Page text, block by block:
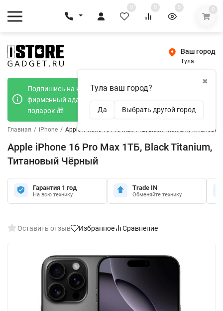
0 0 0 0
Ваш город
Тула
✖
Тула ваш город?
Да Выбрать другой город
Подпишись на наш телеграмм канал и получи
фирменный адаптер Type-C 20W при покупке в
подарок 🎁
Главная / iPhone / Apple iPhone 16 Pro Max 1ТБ, Black Titanium,
Apple iPhone 16 Pro Max 1ТБ, Black Titanium,
Титановый Чёрный
Гарантия 1 год
На всю технику
Trade IN
Обменяйте технику
Оставить отзыв Избранное Сравнение